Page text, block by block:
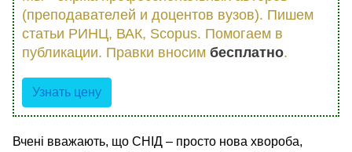
(преподавателей и доцентов вузов). Пишем
статьи РИНЦ, ВАК, Scopus. Помогаем в
публикации. Правки вносим бесплатно.
Узнать цену
Вчені вважають, що СНІД – просто нова хвороба,